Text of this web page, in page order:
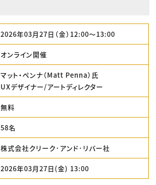
2026年03月27日（金）12:00〜13:00
オンライン開催
マット・ペンナ（Matt Penna）氏
UXデザイナー/アートディレクター
無料
58名
株式会社クリーク･アンド･リバー社
2026年03月27日(金) 13:00